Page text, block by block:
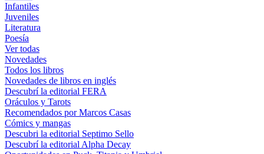
Infantiles
Juveniles
Literatura
Poesía
Ver todas
Novedades
Todos los libros
Novedades de libros en inglés
Descubrí la editorial FERA
Oráculos y Tarots
Recomendados por Marcos Casas
Cómics y mangas
Descubri la editorial Septimo Sello
Descubrí la editorial Alpha Decay